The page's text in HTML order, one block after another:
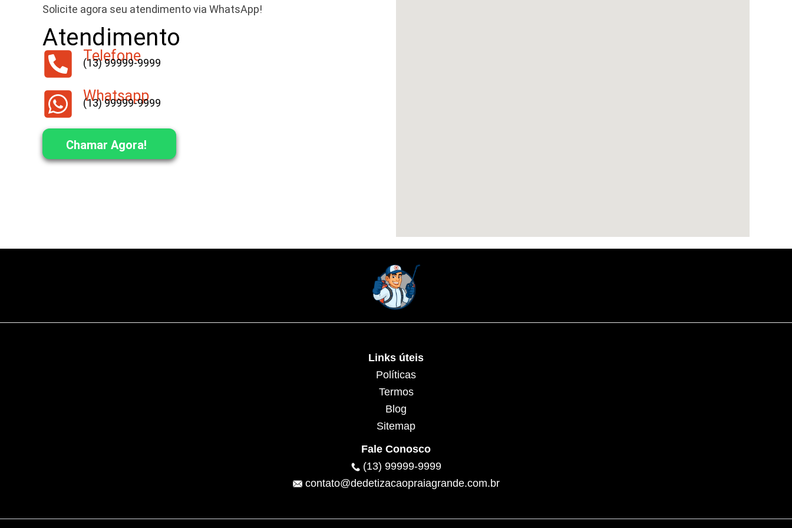
Solicite agora seu atendimento via WhatsApp!
Atendimento
Telefone
(13) 99999-9999
Whatsapp
(13) 99999-9999
Chamar Agora!
Links úteis
Políticas
Termos
Blog
Sitemap
Fale Conosco
(13) 99999-9999
contato@dedetizacaopraiagrande.com.br